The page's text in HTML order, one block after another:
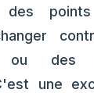
des
ou des
une